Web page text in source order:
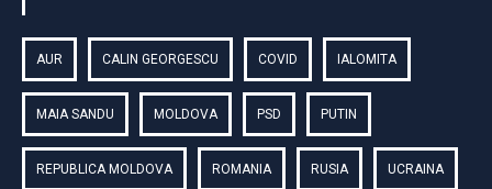
AUR CALIN GEORGESCU COVID IALOMITA
MAIA SANDU MOLDOVA PSD PUTIN
REPUBLICA MOLDOVA ROMANIA RUSIA UCRAINA